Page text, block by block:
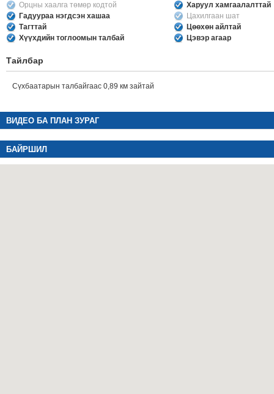
Орцны хаалга төмөр кодтой
Харуул хамгаалалттай
Гадуураа нэгдсэн хашаа
Цахилгаан шат
Тагттай
Цөөхөн айлтай
Хүүхдийн тоглоомын талбай
Цэвэр агаар
Тайлбар
Сүхбаатарын талбайгаас 0,89 км зайтай
ВИДЕО БА ПЛАН ЗУРАГ
БАЙРШИЛ